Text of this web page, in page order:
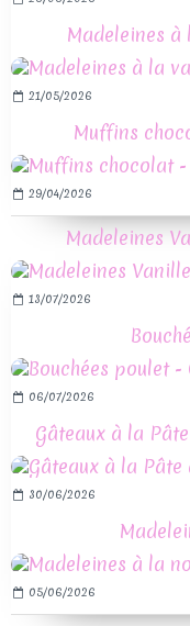
Madeleines
21/05/2026
Muffins
29/04/2026
Madeleines
13/07/2026
06/07/2026
Gâteaux à la
30/06/2026
05/06/2026